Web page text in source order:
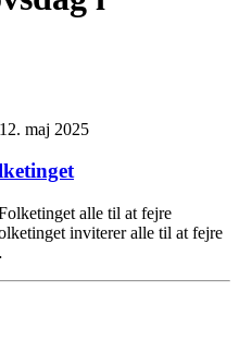
12. maj 2025
alle til at fejre
inviterer alle til at fejre